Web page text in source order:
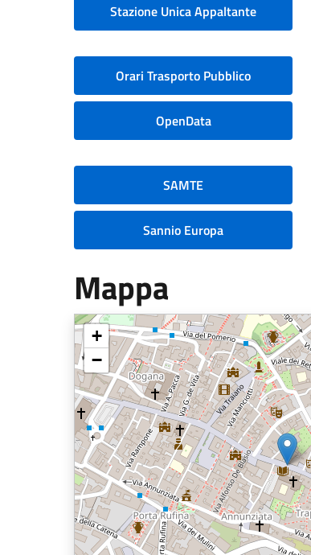
Stazione Unica Appaltante
Orari Trasporto Pubblico
OpenData
SAMTE
Sannio Europa
Mappa
+
−